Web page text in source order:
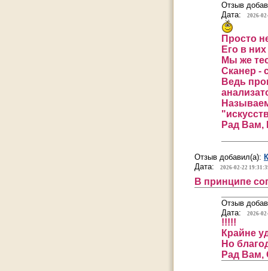
Отзыв
Дата:
2026-
Просто
Его в
Мы же
Сканер -
Ведь
Рад Вам,
Отзыв добавил(а):
Дата:
2026-02-22
В принципе
Отзыв
Дата:
2026-
!!!!!
Крайне
Но
Рад Вам,